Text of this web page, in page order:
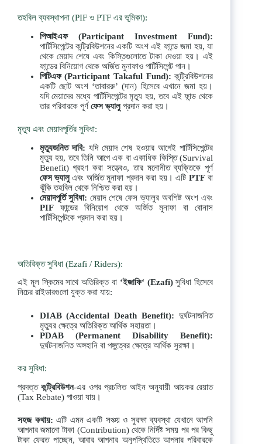
তহবিল ব্যবস্থাপনা (PIF ও PTF এর ভূমিকা):
পিআইএফ(Participant Investment Fund):
পার্টিসিপেন্টের কন্ট্রিবিউশনের একটি অংশ এই ফান্ডে জমা হয়, যা
থেকে মেয়াদ শেষে এবং কিস্তিগুলোতে টাকা দেওয়া হয়। এই
ফান্ডের বিনিয়োগ থেকে অর্জিত মুনাফাও পার্টিসিপেন্ট পান।
পিটিএফ(Participant Takaful Fund): কন্ট্রিবিউশনের
একটি ছোট অংশ ‘তাবাররু’ (দান) হিসেবে এখানে জমা হয়।
যদি মেয়াদের মধ্যে পার্টিসিপেন্টের মৃত্যু হয়, তবে এই ফান্ড থেকে
তার পরিবারকে পূর্ণ ফেস ভ্যালুপ্রদান করা হয়।
মৃত্যু এবং মেয়াদপূর্তির সুবিধা:
মৃত্যুজনিত দাবি: যদি মেয়াদ শেষ হওয়ার আগেই পার্টিসিপেন্টের
মৃত্যু হয়, তবে তিনি আগে এক বা একাধিক কিস্তি (Survival
Benefit) গ্রহণ করা সত্ত্বেও, তার মনোনীত ব্যক্তিকে পূর্ণ
ফেস ভ্যালুএবং অর্জিত মুনাফা প্রদান করা হয়। এটি PTFবা
ঝুঁকি তহবিল থেকে নিশ্চিত করা হয়।
মেয়াদপূর্তি সুবিধা: মেয়াদ শেষে ফেস ভ্যালুর অবশিষ্ট অংশ এবং
PIFফান্ডের বিনিয়োগ থেকে অর্জিত মুনাফা বা বোনাস
পার্টিসিপেন্টকে প্রদান করা হয়।
অতিরিক্ত সুবিধা (Ezafi / Riders):
এই মূল স্কিমের সাথে অতিরিক্ত বা ‘ইজাফি‘ (Ezafi)সুবিধা হিসেবে
নিচের রাইডারগুলো যুক্ত করা যায়:
DIAB (Accidental Death Benefit): দুর্ঘটনাজনিত
মৃত্যুর ক্ষেত্রে অতিরিক্ত আর্থিক সহায়তা।
PDAB (Permanent Disability Benefit):
দুর্ঘটনাজনিত অঙ্গহানি বা পঙ্গুত্বের ক্ষেত্রে আর্থিক সুরক্ষা।
কর সুবিধা:
প্রদত্তকন্ট্রিবিউশন-এর ওপর প্রচলিত আইন অনুযায়ী আয়কর রেয়াত
(Tax Rebate) পাওয়া যায়।
সহজ কথায়: এটি এমন একটি সঞ্চয় ও সুরক্ষা ব্যবস্থা যেখানে আপনি
আপনার জমানো টাকা (Contribution) থেকে নির্দিষ্ট সময় পর পর কিছু
টাকা ফেরত পাচ্ছেন, আবার আপনার অনুপস্থিতিতে আপনার পরিবারকে